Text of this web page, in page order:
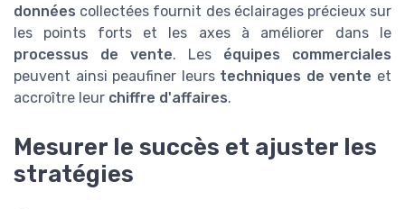
données collectées fournit des éclairages précieux sur
les points forts et les axes à améliorer dans le
processus de vente. Les équipes commerciales
peuvent ainsi peaufiner leurs techniques de vente et
accroître leur chiffre d'affaires.
Mesurer le succès et ajuster les
stratégies